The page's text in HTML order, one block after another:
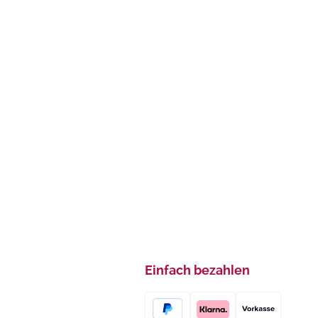
Einfach bezahlen